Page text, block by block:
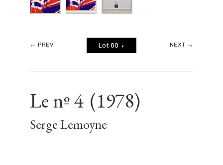
← PREV Lot 60 ▼ NEXT →
Le nº 4 (1978)
Serge Lemoyne